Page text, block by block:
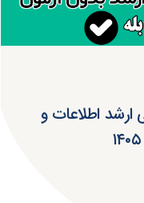
ارشد اطلاعات و